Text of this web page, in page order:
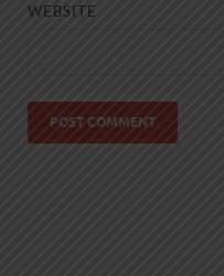
WEBSITE